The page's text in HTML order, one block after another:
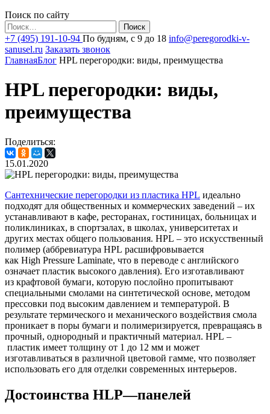
Поиск по сайту
Найти:
+7 (495) 191-10-94 По будням, с 9 до 18 info@peregorodki-v-
sanusel.ru Заказать звонок
ГлавнаяБлог HPL перегородки: виды, преимущества
HPL перегородки: виды,
преимущества
Поделиться:
15.01.2020
Сантехнические перегородки из пластика HPL идеально
подходят для общественных и коммерческих заведений – их
устанавливают в кафе, ресторанах, гостиницах, больницах и
поликлиниках, в спортзалах, в школах, университетах и
других местах общего пользования. HPL – это искусственный
полимер (аббревиатура HPL расшифровывается
как High Pressure Laminate, что в переводе с английского
означает пластик высокого давления). Его изготавливают
из крафтовой бумаги, которую послойно пропитывают
специальными смолами на синтетической основе, методом
прессовки под высоким давлением и температурой. В
результате термического и механического воздействия смола
проникает в поры бумаги и полимеризируется, превращаясь в
прочный, однородный и практичный материал. HPL –
пластик имеет толщину от 1 до 12 мм и может
изготавливаться в различной цветовой гамме, что позволяет
использовать его для отделки современных интерьеров.
Достоинства HLP—панелей